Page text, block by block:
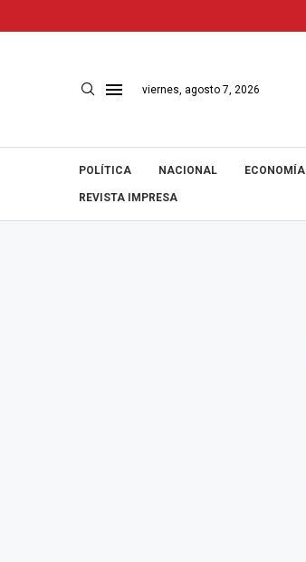
viernes, agosto 7, 2026
POLÍTICA NACIONAL ECONOMÍA
REVISTA IMPRESA